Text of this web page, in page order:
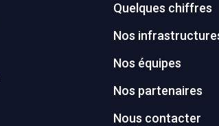
Quelques chiffres
Nos
Nos équipes
Nos partenaires
Nous contacter